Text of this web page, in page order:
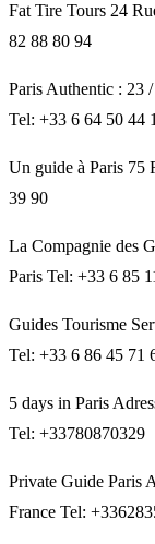
Fat Tire Tours 24
82 88 80 94
Paris Authentic : 23 /
Tel: +33 6 64 50 44
Un guide à Paris 75
39 90
La Compagnie des
Paris Tel: +33 6 85
Guides Tourisme
Tel: +33 6 86 45 71
5 days in Paris
Tel: +33780870329
Private Guide Paris
France Tel: